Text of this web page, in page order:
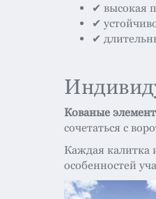
✔ высокая
✔
✔
Кованые
сочетаться с
Каждая калитка
особенностей